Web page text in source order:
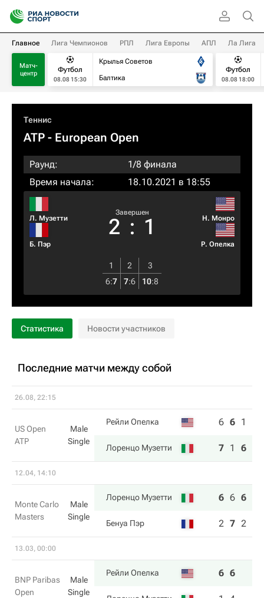
Главное Лига Чемпионов РПЛ Лига Европы АПЛ Ла Лига
Матч-
центр
Футбол
08.08 15:30
Крылья Советов
Балтика
Футбол
08.08 18:00
Теннис
ATP - European Open
Раунд:
1/8 финала
Время начала:
18.10.2021 в 18:55
Л. Музетти
Б. Пэр
Завершен
2 : 1 Н. Монро
Р. Опелка
1 2
3
6:7 7:6 10:8
Статистика Новости участников
Последние матчи между собой
26.08, 22:15
US Open
ATP
Male
Single
Рейли Опелка 6 6 1
Лоренцо Музетти 7 1 6
12.04, 14:10
Monte Carlo
Masters
Male
Single
Лоренцо Музетти 6 6 6
Бенуа Пэр 2 7 2
13.03, 00:00
BNP Paribas
Open
Male
Single
Рейли Опелка 6 6